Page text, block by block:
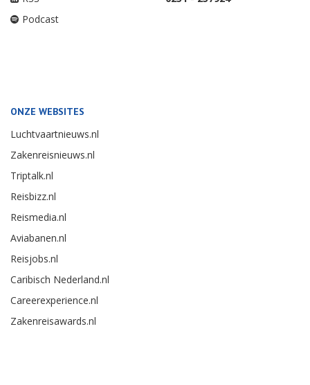
Podcast
ONZE WEBSITES
Luchtvaartnieuws.nl
Zakenreisnieuws.nl
Triptalk.nl
Reisbizz.nl
Reismedia.nl
Aviabanen.nl
Reisjobs.nl
Caribisch Nederland.nl
Careerexperience.nl
Zakenreisawards.nl